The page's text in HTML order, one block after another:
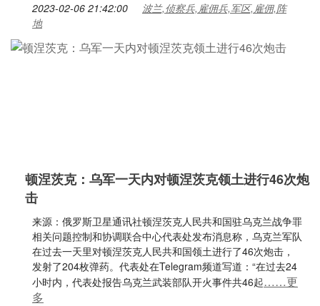
2023-02-06 21:42:00
波兰,侦察兵,雇佣兵,军区,雇佣,阵
地
顿涅茨克：乌军一天内对顿涅茨克领土进行46次炮
击
来源：俄罗斯卫星通讯社顿涅茨克人民共和国驻乌克兰战争罪
相关问题控制和协调联合中心代表处发布消息称，乌克兰军队
在过去一天里对顿涅茨克人民共和国领土进行了46次炮击，
发射了204枚弹药。代表处在Telegram频道写道：“在过去24
小时内，代表处报告乌克兰武装部队开火事件共46起……更
多